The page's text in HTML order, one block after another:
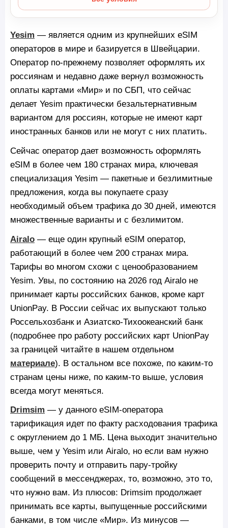
Yesim — является одним из крупнейших eSIM
операторов в мире и базируется в Швейцарии.
Оператор по-прежнему позволяет оформлять их
россиянам и недавно даже вернул возможность
оплаты картами «Мир» и по СБП, что сейчас
делает Yesim практически безальтернативным
вариантом для россиян, которые не имеют карт
иностранных банков или не могут с них платить.
Сейчас оператор дает возможность оформлять
eSIM в более чем 180 странах мира, ключевая
специализация Yesim — пакетные и безлимитные
предложения, когда вы покупаете сразу
необходимый объем трафика до 30 дней, имеются
множественные варианты и с безлимитом.
Airalo — еще один крупный eSIM оператор,
работающий в более чем 200 странах мира.
Тарифы во многом схожи с ценообразованием
Yesim. Увы, по состоянию на 2026 год Airalo не
принимает карты российских банков, кроме карт
UnionPay. В России сейчас их выпускают только
Россельхозбанк и Азиатско-Тихоокеанский банк
(подробнее про работу российских карт UnionPay
за границей читайте в нашем отдельном
материале). В остальном все похоже, по каким-то
странам цены ниже, по каким-то выше, условия
всегда могут меняться.
Drimsim — у данного eSIM-оператора
тарификация идет по факту расходования трафика
с округлением до 1 МБ. Цена выходит значительно
выше, чем у Yesim или Airalo, но если вам нужно
проверить почту и отправить пару-тройку
сообщений в мессенджерах, то, возможно, это то,
что нужно вам. Из плюсов: Drimsim продолжает
принимать все карты, выпущенные российскими
банками, в том числе «Мир». Из минусов —